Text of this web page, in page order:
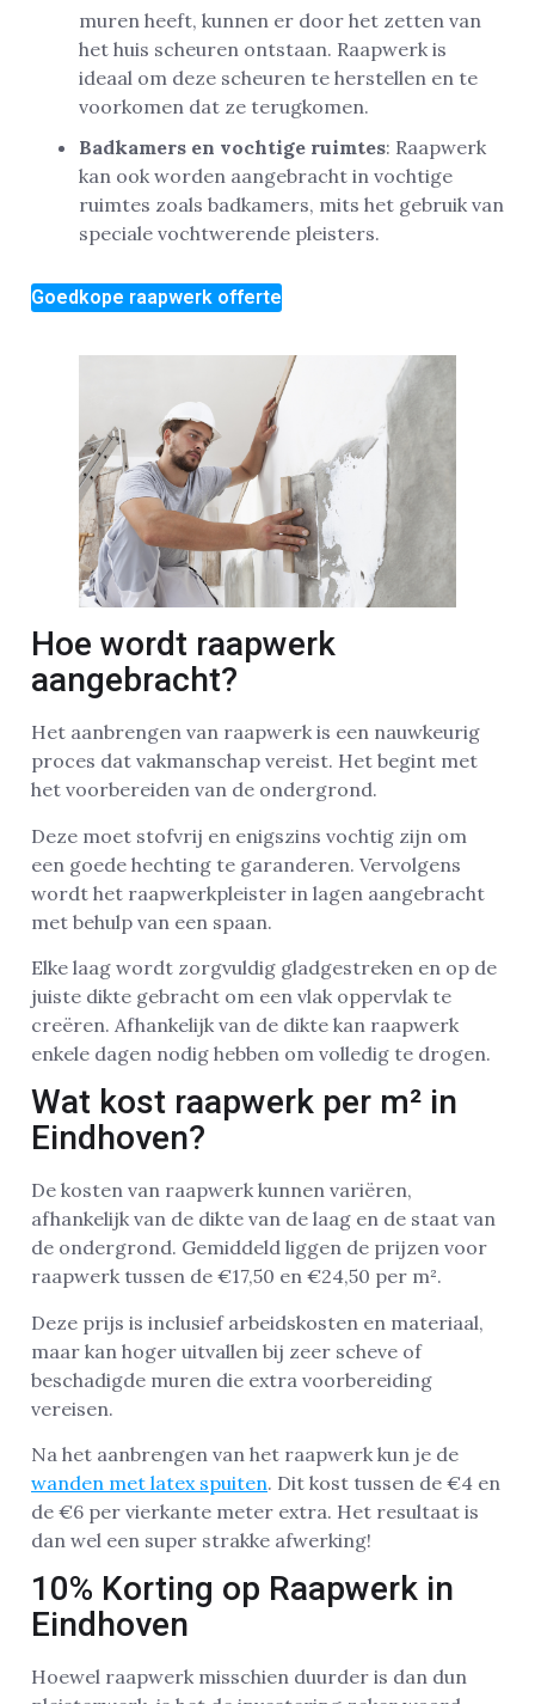
muren heeft, kunnen er door het zetten van
het huis scheuren ontstaan. Raapwerk is
ideaal om deze scheuren te herstellen en te
voorkomen dat ze terugkomen.
Badkamers en vochtige ruimtes: Raapwerk
kan ook worden aangebracht in vochtige
ruimtes zoals badkamers, mits het gebruik van
speciale vochtwerende pleisters.
Goedkope raapwerk offerte
Hoe wordt raapwerk
aangebracht?
Het aanbrengen van raapwerk is een nauwkeurig
proces dat vakmanschap vereist. Het begint met
het voorbereiden van de ondergrond.
Deze moet stofvrij en enigszins vochtig zijn om
een goede hechting te garanderen. Vervolgens
wordt het raapwerkpleister in lagen aangebracht
met behulp van een spaan.
Elke laag wordt zorgvuldig gladgestreken en op de
juiste dikte gebracht om een vlak oppervlak te
creëren. Afhankelijk van de dikte kan raapwerk
enkele dagen nodig hebben om volledig te drogen.
Wat kost raapwerk per m² in
Eindhoven?
De kosten van raapwerk kunnen variëren,
afhankelijk van de dikte van de laag en de staat van
de ondergrond. Gemiddeld liggen de prijzen voor
raapwerk tussen de €17,50 en €24,50 per m².
Deze prijs is inclusief arbeidskosten en materiaal,
maar kan hoger uitvallen bij zeer scheve of
beschadigde muren die extra voorbereiding
vereisen.
Na het aanbrengen van het raapwerk kun je de
wanden met latex spuiten. Dit kost tussen de €4 en
de €6 per vierkante meter extra. Het resultaat is
dan wel een super strakke afwerking!
10% Korting op Raapwerk in
Eindhoven
Hoewel raapwerk misschien duurder is dan dun